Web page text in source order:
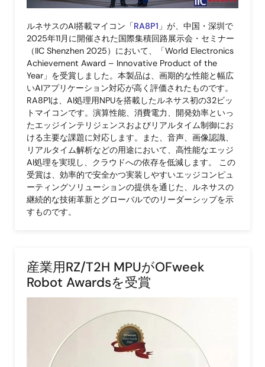
ルネサスのAI搭載マイコン「RA8P1 」が、中国・深圳で
2025年11月に開催された国際集積回路展示会・セミナー
（IIC Shenzhen 2025）において、「World Electronics
Achievement Award – Innovative Product of the
Year」を受賞しました。本製品は、画期的な性能と幅広
いAIアプリケーション対応が高く評価されたものです。
RA8P1は、AI処理用NPUを搭載したルネサス初の32ビッ
トマイコンです。演算性能、消費電力、開発効率といっ
たエッジインテリジェンスおよびリアルタイム制御にお
ける主要な課題に対応します。また、音声、画像認識、
リアルタイム解析などの用途において、高性能なエッジ
AI処理を実現し、クラウドへの依存を低減します。 この
受賞は、効率的で安全かつ実装しやすいエッジコンピュ
ーティングソリューションの提供を通じた、ルネサスの
継続的な技術革新とグローバルでのリーダーシップを示
すものです。
産業用RZ/T2H MPUがOFweek
Robot Awardsを受賞